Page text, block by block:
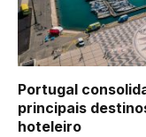
Portugal
principais
hoteleiro